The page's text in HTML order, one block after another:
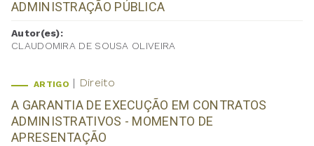
ADMINISTRAÇÃO PÚBLICA
Autor(es):
CLAUDOMIRA DE SOUSA OLIVEIRA
ARTIGO Direito
A GARANTIA DE EXECUÇÃO EM CONTRATOS
ADMINISTRATIVOS - MOMENTO DE
APRESENTAÇÃO